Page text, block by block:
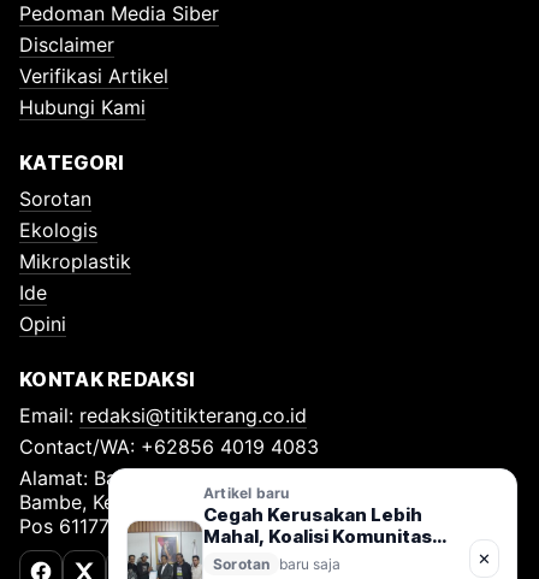
Pedoman Media Siber
Disclaimer
Verifikasi Artikel
Hubungi Kami
KATEGORI
Sorotan
Ekologis
Mikroplastik
Ide
Opini
KONTAK REDAKSI
Email: redaksi@titikterang.co.id
Contact/WA: +62856 4019 4083
Alamat: Bambe Nomor 115, RT 009 RW 009, Desa
Bambe, Kecamatan Driyorejo, Kabupaten Gresik, Kode
Pos 61177
Artikel baru
Cegah Kerusakan Lebih
Mahal, Koalisi Komunitas
Desak Penerapan One River,
Sorotan baru saja ✕